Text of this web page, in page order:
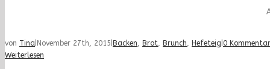
von Tina November 27th, 2015 Backen Brot Brunch Hefeteig 0
Weiterlesen